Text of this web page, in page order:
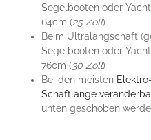
Segelbooten oder
64cm (25 Zoll)
Beim Ultralangschaft
Segelbooten oder
76cm (30 Zoll)
Bei den meisten
Schaftlänge
unten geschoben